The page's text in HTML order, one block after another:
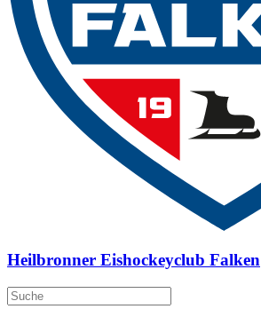
Heilbronner Eishockeyclub Falken